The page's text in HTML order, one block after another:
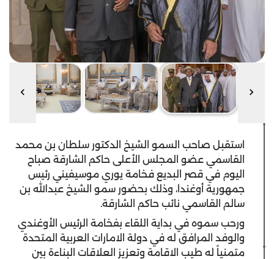
استقبل صاحب السمو الشيخ الدكتور سلطان بن محمد
القاسمي عضو المجلس الأعلى حاكم الشارقة صباح
اليوم في قصر البديع فخامة يوري موسيفيني رئيس
جمهورية أوغندا، وذلك بحضور سمو الشيخ عبدالله بن
سالم القاسمي نائب حاكم الشارقة.
ورحب سموه في بداية اللقاء بفخامة الرئيس الأوغندي
والوفد المرافق له في دولة الامارات العربية المتحدة
متمنياً له طيب الاقامة وتعزيز العلاقات البناءة بين